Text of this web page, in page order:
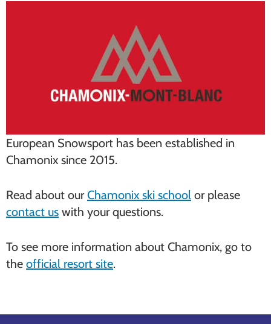
European Snowsport has been established in
Chamonix since 2015.
Read about ourChamonix ski school or please
contact us with your questions.
To see more information about Chamonix, go to
the official resort site.